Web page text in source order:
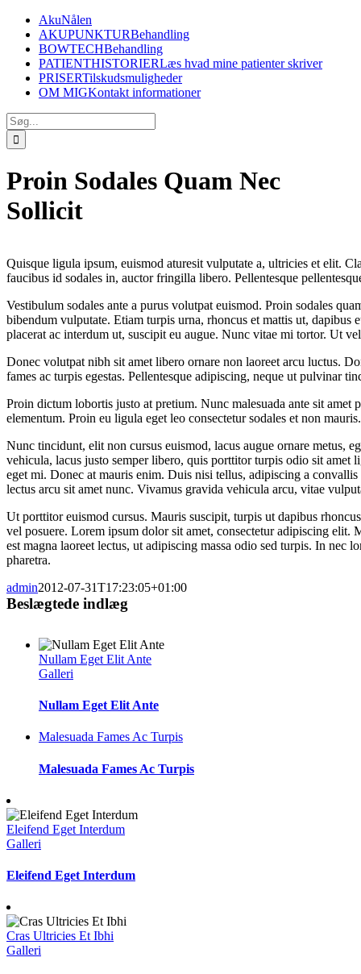
Skip
content
AkuNålen
AKUPUNKTURBehandling
BOWTECHBehandling
PATIENTHISTORIERLæs hvad mine patienter skriver
PRISERTilskudsmuligheder
OM MIGKontakt informationer
Søg
efter:
Proin Sodales Quam Nec
Sollicit
Quisque ligula ipsum, euismod aturesit vulputate a, ultricies et elit.
faucibus id sodales in, auctor fringilla libero. Pellentesque
Vestibulum sodales ante a purus volutpat euismod. Proin sodales
bibendum vulputate. Etiam turpis urna, rhoncus et mattis ut,
placerat ac interdum ut, suscipit eu augue. Nunc vitae mi tortor. Ut
Donec volutpat nibh sit amet libero ornare non laoreet arcu luctus.
fames ac turpis egestas. Pellentesque adipiscing, neque ut pulvinar
Proin dictum lobortis justo at pretium. Nunc malesuada ante sit
elementum. Proin eu ligula eget leo consectetur sodales et non
Nunc tincidunt, elit non cursus euismod, lacus augue ornare metus,
vehicula, lacus justo semper libero, quis porttitor turpis odio sit
eget mi. Donec at mauris enim. Duis nisi tellus, adipiscing a
lectus arcu sit amet nunc. Vivamus gravida vehicula arcu, vitae
Ut porttitor euismod cursus. Mauris suscipit, turpis ut dapibus
vel posuere. Lorem ipsum dolor sit amet, consectetur adipiscing elit.
est magna laoreet lectus, ut adipiscing massa odio sed turpis. In nec
pharetra.
admin2012-07-31T17:23:05+01:00
Beslægtede indlæg
Nullam Eget Elit Ante
Galleri
Nullam Eget Elit Ante
Malesuada Fames Ac Turpis
Malesuada Fames Ac Turpis
Eleifend Eget Interdum
Galleri
Eleifend Eget Interdum
Cras Ultricies Et Ibhi
Galleri